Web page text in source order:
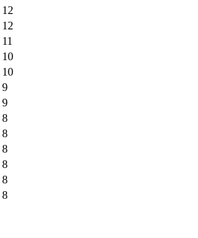
12
12
11
10
10
9
9
8
8
8
8
8
8